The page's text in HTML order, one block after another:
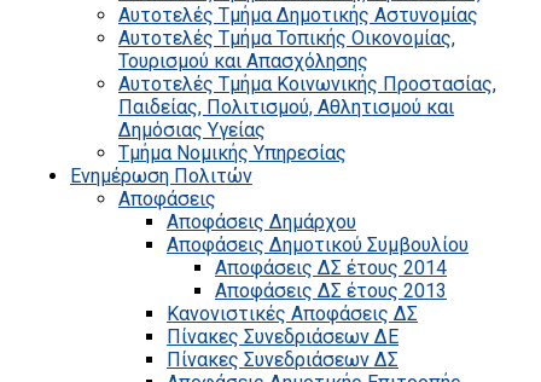
Αυτοτελές Τμήμα Δημοτικής Αστυνομίας
Αυτοτελές Τμήμα Τοπικής Οικονομίας,
Τουρισμού και Απασχόλησης
Αυτοτελές Τμήμα Κοινωνικής Προστασίας,
Παιδείας, Πολιτισμού, Αθλητισμού και
Δημόσιας Υγείας
Τμήμα Νομικής Υπηρεσίας
Ενημέρωση Πολιτών
Αποφάσεις
Αποφάσεις Δημάρχου
Αποφάσεις Δημοτικού Συμβουλίου
Αποφάσεις ΔΣ έτους 2014
Αποφάσεις ΔΣ έτους 2013
Κανονιστικές Αποφάσεις ΔΣ
Πίνακες Συνεδριάσεων ΔΕ
Πίνακες Συνεδριάσεων ΔΣ